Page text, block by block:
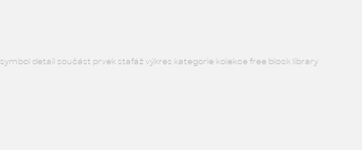
detail součást prvek stafáž výkres kategorie kolekce free block library